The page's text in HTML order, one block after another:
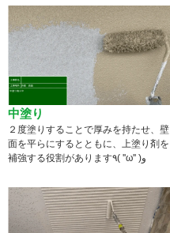
中塗り
２度塗りすることで厚みを持たせ、壁
面を平らにするとともに、上塗り剤を
補強する役割があります٩( ''ω'' )و